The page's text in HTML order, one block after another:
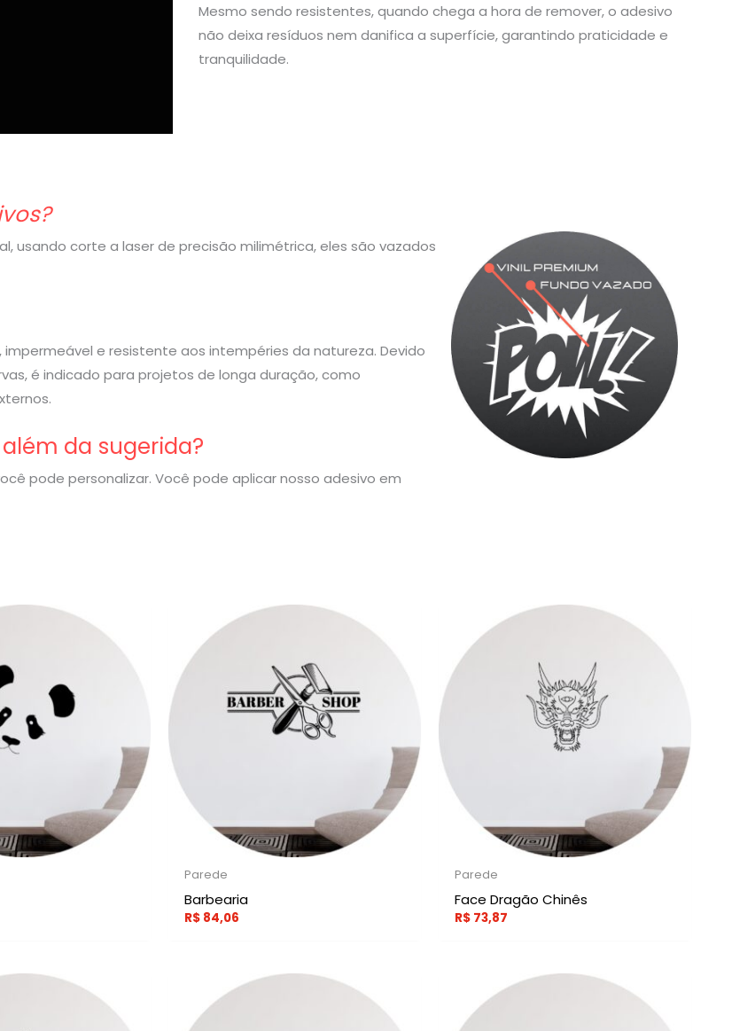
Mesmo sendo resistentes, quando chega a hora de remover, o adesivo
não deixa resíduos nem danifica a superfície, garantindo praticidade e
tranquilidade.
usando corte a laser de precisão milimétrica, eles são vazados
e resistente aos intempéries da natureza. Devido
é indicado para projetos de longa duração, como
da sugerida?
pode personalizar. Você pode aplicar nosso adesivo em
Parede
Barbearia
R$ 84,06
Parede
Face Dragão Chinês
R$ 73,87